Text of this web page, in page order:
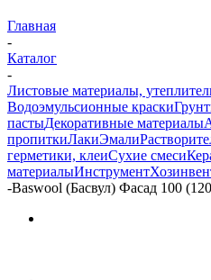
Главная
-
Каталог
-
Листовые материалы,
Водоэмульсионные краски
пастыДекоративные материалы
пропиткиЛакиЭмали
герметики, клеиСухие смеси
материалыИнструмент
-Baswool (Басвул) Фасад 100